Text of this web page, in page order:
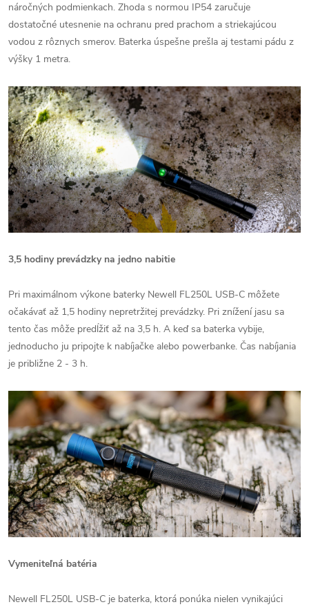
náročných podmienkach. Zhoda s normou IP54 zaručuje
dostatočné utesnenie na ochranu pred prachom a striekajúcou
vodou z rôznych smerov. Baterka úspešne prešla aj testami pádu z
výšky 1 metra.
3,5 hodiny prevádzky na jedno nabitie
Pri maximálnom výkone baterky Newell FL250L USB-C môžete
očakávať až 1,5 hodiny nepretržitej prevádzky. Pri znížení jasu sa
tento čas môže predĺžiť až na 3,5 h. A keď sa baterka vybije,
jednoducho ju pripojte k nabíjačke alebo powerbanke. Čas nabíjania
je približne 2 - 3 h.
Vymeniteľná batéria
Newell FL250L USB-C je baterka, ktorá ponúka nielen vynikajúci